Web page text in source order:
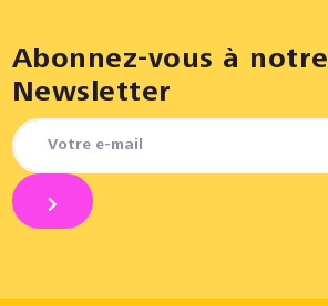
Abonnez-vous à notre
Newsletter